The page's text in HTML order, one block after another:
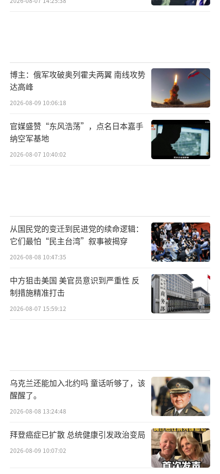
博主：俄军攻破奥列霍夫两翼 南线攻势
达高峰
2026-08-09 10:06:18
官媒盛赞“东风浩荡”，点名日本嘉手
纳空军基地
2026-08-07 10:40:02
从国民党的变迁到民进党的续命逻辑：
它们最怕“民主台湾”叙事被揭穿
2026-08-08 10:47:35
中方狙击美国 美官员意识到严重性 反
制措施精准打击
2026-08-07 15:59:12
乌克兰还能加入北约吗 童话听够了，该
醒醒了。
2026-08-08 13:24:48
拜登癌症已扩散 总统健康引发政治变局
2026-08-09 10:07:02